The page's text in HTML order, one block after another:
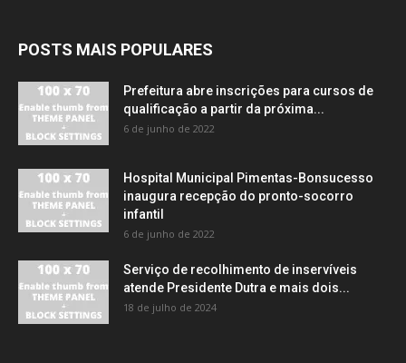
POSTS MAIS POPULARES
Prefeitura abre inscrições para cursos de
qualificação a partir da próxima...
6 de junho de 2022
Hospital Municipal Pimentas-Bonsucesso
inaugura recepção do pronto-socorro
infantil
6 de junho de 2022
Serviço de recolhimento de inservíveis
atende Presidente Dutra e mais dois...
18 de julho de 2024